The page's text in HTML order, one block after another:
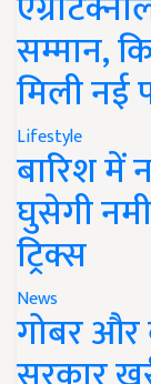
सम्मान,
मिली नई
Lifestyle
बारिश में
घुसेगी
ट्रिक्स
News
गोबर और